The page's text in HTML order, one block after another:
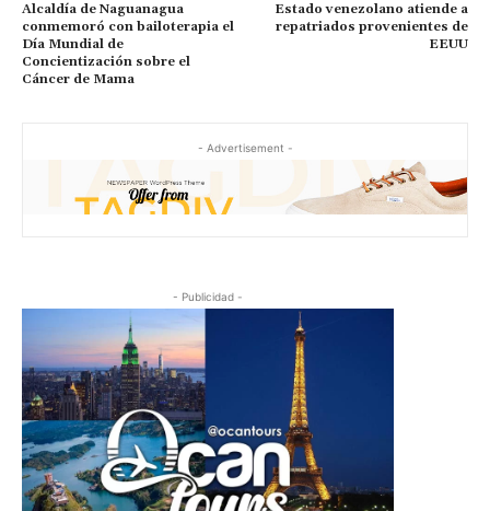
Alcaldía de Naguanagua
conmemoró con bailoterapia el
Día Mundial de
Concientización sobre el
Cáncer de Mama
Estado venezolano atiende a
repatriados provenientes de
EEUU
- Advertisement -
- Publicidad -